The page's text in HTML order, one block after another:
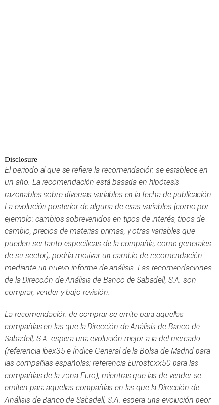
Disclosure
El periodo al que se refiere la recomendación se establece en
un año. La recomendación está basada en hipótesis
razonables sobre diversas variables en la fecha de publicación.
La evolución posterior de alguna de esas variables (como por
ejemplo: cambios sobrevenidos en tipos de interés, tipos de
cambio, precios de materias primas, y otras variables que
pueden ser tanto específicas de la compañía, como generales
de su sector), podría motivar un cambio de recomendación
mediante un nuevo informe de análisis. Las recomendaciones
de la Dirección de Análisis de Banco de Sabadell, S.A. son
comprar, vender y bajo revisión.
La recomendación de comprar se emite para aquellas
compañías en las que la Dirección de Análisis de Banco de
Sabadell, S.A. espera una evolución mejor a la del mercado
(referencia Ibex35 e Índice General de la Bolsa de Madrid para
las compañías españolas; referencia Eurostoxx50 para las
compañías de la zona Euro), mientras que las de vender se
emiten para aquellas compañías en las que la Dirección de
Análisis de Banco de Sabadell, S.A. espera una evolución peor